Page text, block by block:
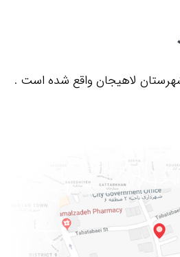
لاهیجان واقع شده است .